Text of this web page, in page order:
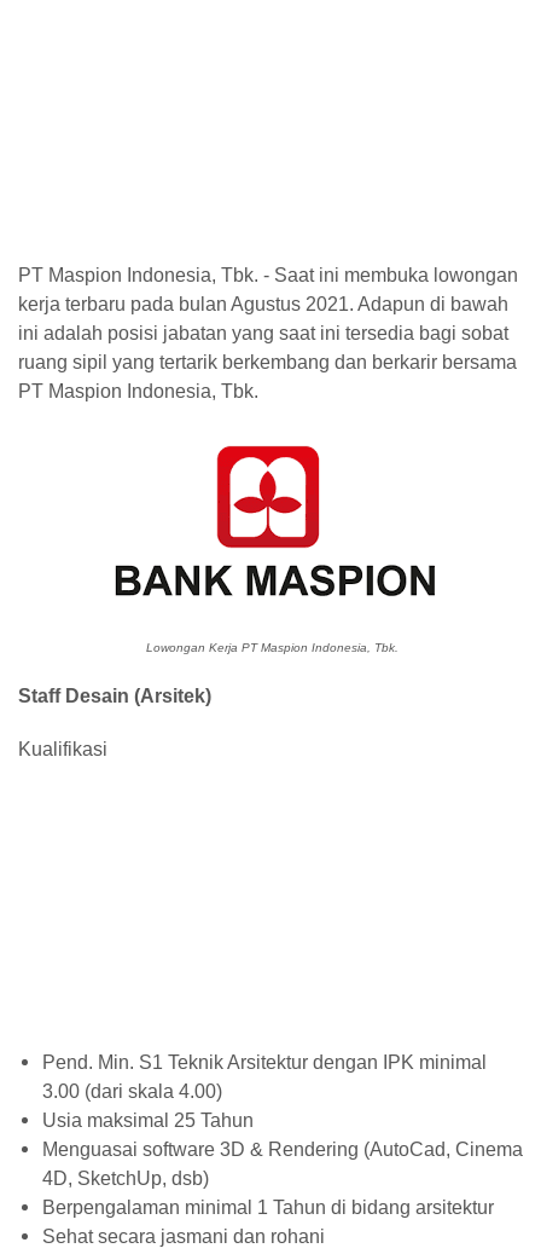
PT Maspion Indonesia, Tbk. - Saat ini membuka lowongan
kerja terbaru pada bulan Agustus 2021. Adapun di bawah
ini adalah posisi jabatan yang saat ini tersedia bagi sobat
ruang sipil yang tertarik berkembang dan berkarir bersama
PT Maspion Indonesia, Tbk.
Lowongan Kerja PT Maspion Indonesia, Tbk.
Staff Desain (Arsitek)
Kualifikasi
Pend. Min. S1 Teknik Arsitektur dengan IPK minimal
3.00 (dari skala 4.00)
Usia maksimal 25 Tahun
Menguasai software 3D & Rendering (AutoCad, Cinema
4D, SketchUp, dsb)
Berpengalaman minimal 1 Tahun di bidang arsitektur
Sehat secara jasmani dan rohani